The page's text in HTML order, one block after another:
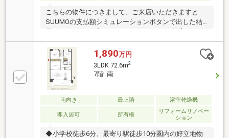
こちらの物件につきまして、ご来店いただきますと
SUUMOの支払額シミュレーションボタンで出した結
以外の収支を加味した生涯バージョンの無料プランニ
ングもできます♪お気軽にご相談ください(^^)/TEL：
0120-315-300◇メールでのお問い合わせの際は、担当
者より折り返しお電話またはメールにてご連絡させて
いただきます☆
1,890万円
3LDK 72.6m2
7階 南
南向き 最上階 浴室乾燥機
即入居可 所有権
リフォームリノベー
ション
◆小学校徒歩6分、最寄り駅徒歩10分圏内の好立地物